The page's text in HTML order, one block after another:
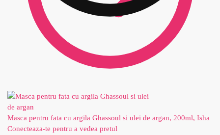
Masca pentru fata cu argila Ghassoul si ulei de argan, 200ml, Isha
Conecteaza-te pentru a vedea pretul